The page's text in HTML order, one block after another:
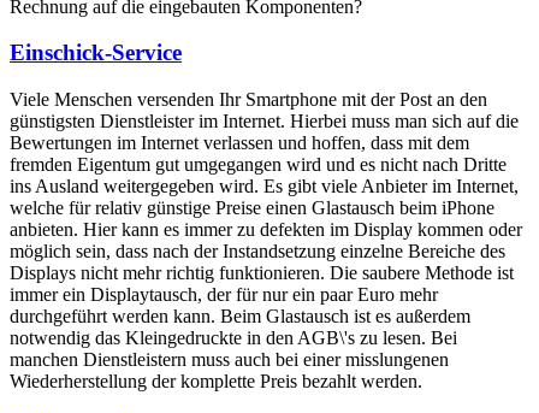
Rechnung auf die eingebauten Komponenten?
Einschick-Service
Viele Menschen versenden Ihr Smartphone mit der Post an den
günstigsten Dienstleister im Internet. Hierbei muss man sich auf die
Bewertungen im Internet verlassen und hoffen, dass mit dem
fremden Eigentum gut umgegangen wird und es nicht nach Dritte
ins Ausland weitergegeben wird. Es gibt viele Anbieter im Internet,
welche für relativ günstige Preise einen Glastausch beim iPhone
anbieten. Hier kann es immer zu defekten im Display kommen oder
möglich sein, dass nach der Instandsetzung einzelne Bereiche des
Displays nicht mehr richtig funktionieren. Die saubere Methode ist
immer ein Displaytausch, der für nur ein paar Euro mehr
durchgeführt werden kann. Beim Glastausch ist es außerdem
notwendig das Kleingedruckte in den AGB\'s zu lesen. Bei
manchen Dienstleistern muss auch bei einer misslungenen
Wiederherstellung der komplette Preis bezahlt werden.